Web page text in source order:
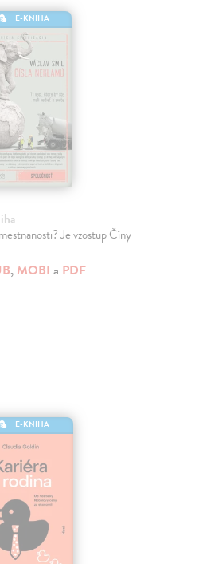
E-KNIHA
Je vzostup Číny
, MOBI a PDF
E-KNIHA